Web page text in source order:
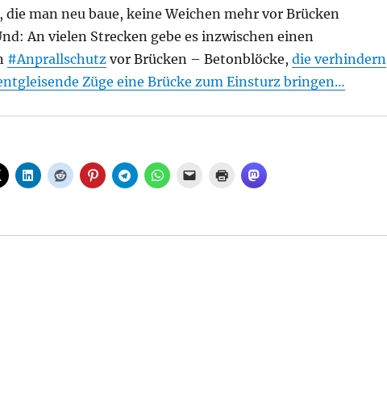
die man neu baue, keine Weichen mehr vor Brücken
An vielen Strecken gebe es inzwischen einen
#Anprallschutzvor Brücken – Betonblöcke, die verhindern
Züge eine Brücke zum Einsturz bringen…